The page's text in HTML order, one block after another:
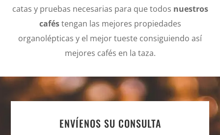
catas y pruebas necesarias para que todos nuestros
caféstengan las mejores propiedades
organolépticas y el mejor tueste consiguiendo así
mejores cafés en la taza.
ENVÍENOS SU CONSULTA